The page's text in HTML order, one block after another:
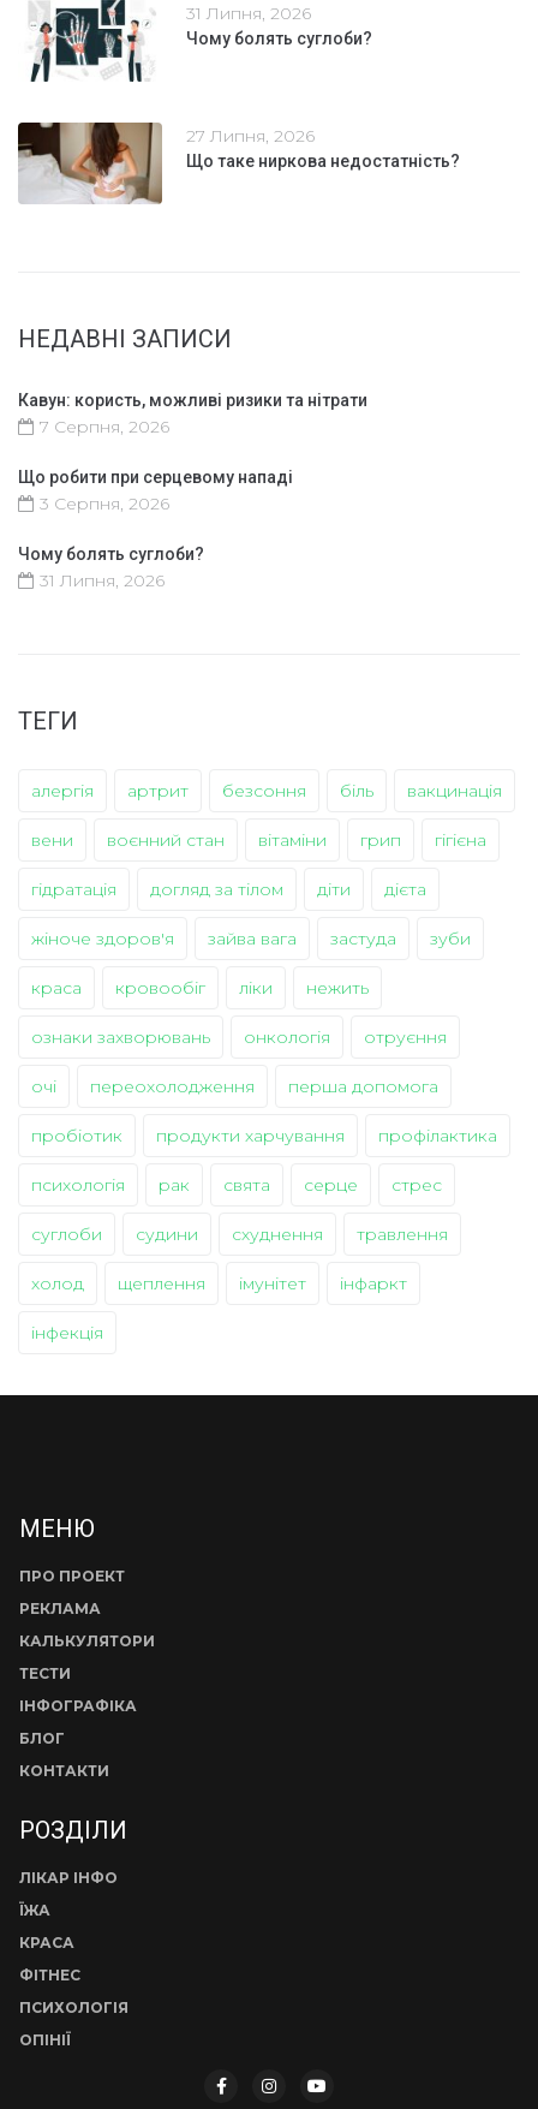
31 Липня, 2026
Чому болять суглоби?
27 Липня, 2026
Що таке ниркова недостатність?
НЕДАВНІ ЗАПИСИ
Кавун: користь, можливі ризики та нітрати
7 Серпня, 2026
Що робити при серцевому нападі
3 Серпня, 2026
Чому болять суглоби?
31 Липня, 2026
ТЕГИ
алергія артрит безсоння біль вакцинація
вени воєнний стан вітаміни грип гігієна
гідратація догляд за тілом діти дієта
жіноче здоров'я зайва вага застуда зуби
краса кровообіг ліки нежить
ознаки захворювань онкологія отруєння
очі переохолодження перша допомога
пробіотик продукти харчування профілактика
психологія рак свята серце стрес
суглоби судини схуднення травлення
холод щеплення імунітет інфаркт
інфекція
МЕНЮ
ПРО ПРОЕКТ
РЕКЛАМА
КАЛЬКУЛЯТОРИ
ТЕСТИ
ІНФОГРАФІКА
БЛОГ
КОНТАКТИ
РОЗДІЛИ
ЛІКАР ІНФО
ЇЖА
КРАСА
ФІТНЕС
ПСИХОЛОГІЯ
ОПІНІЇ